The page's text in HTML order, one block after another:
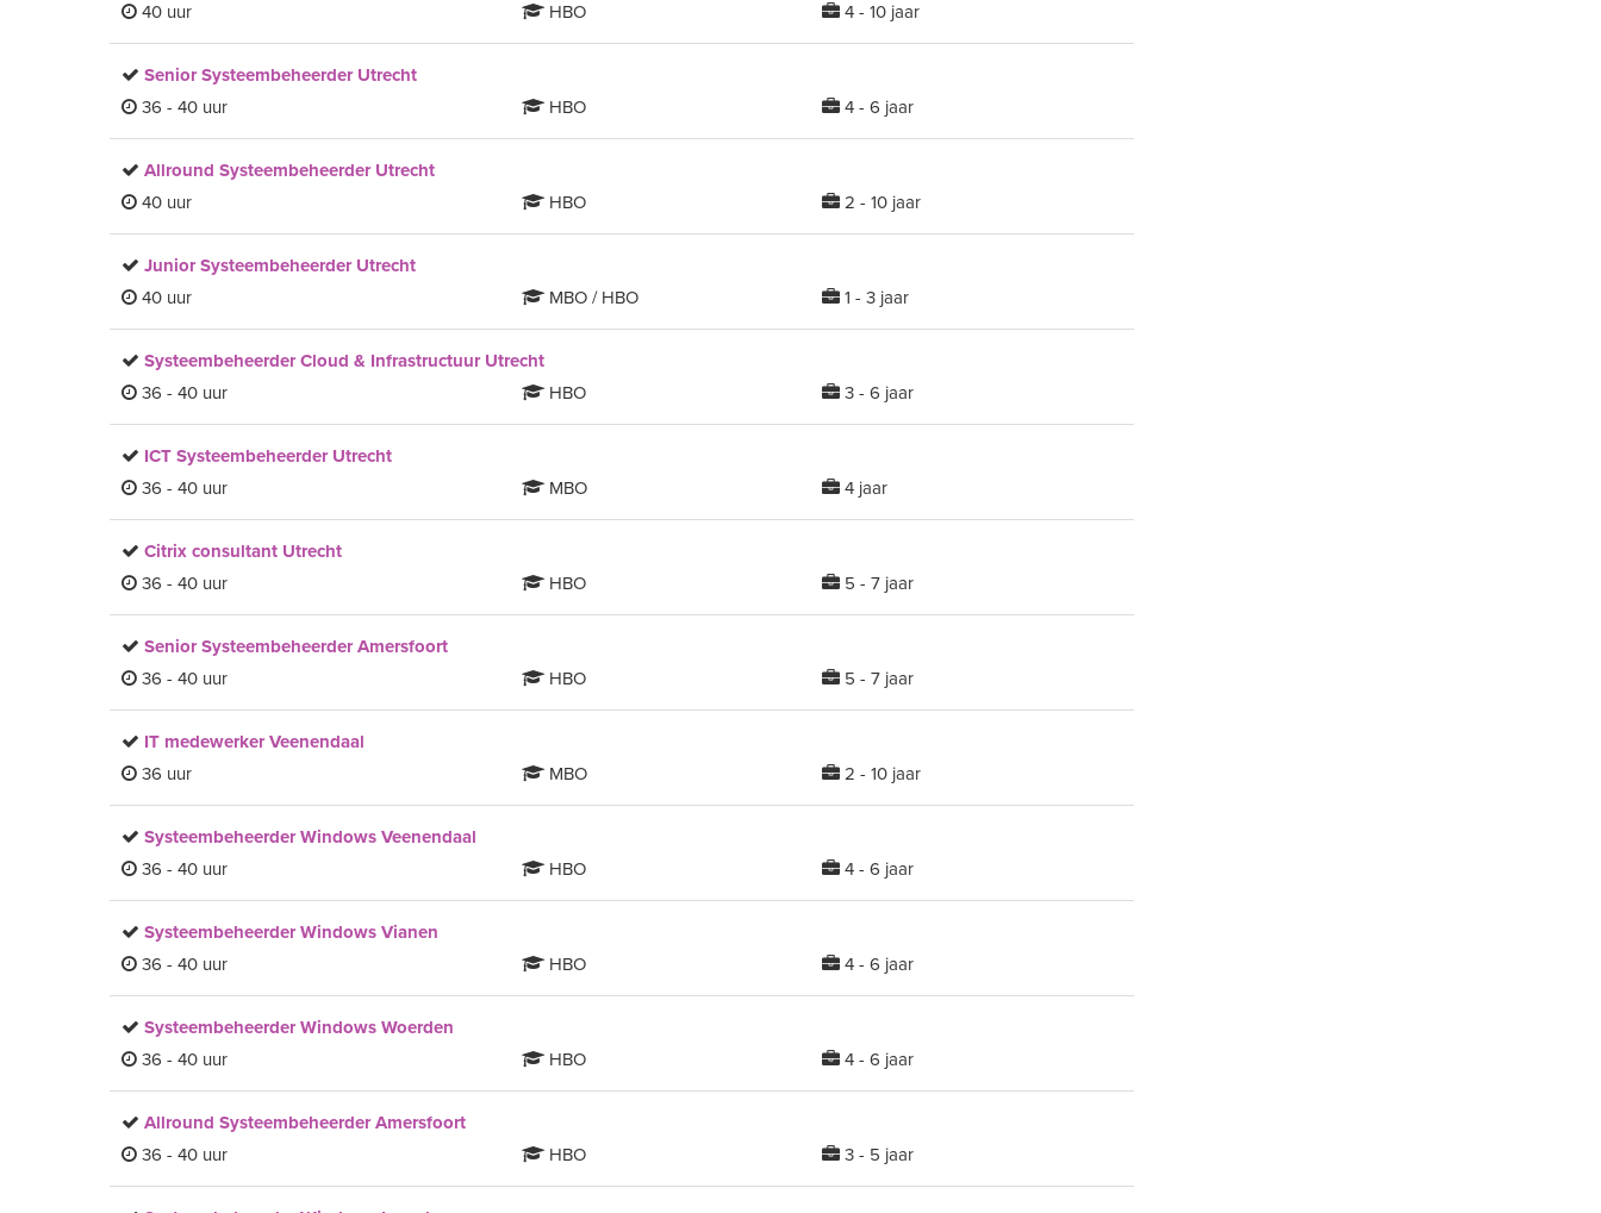
40 uur
HBO 4 - 10 jaar
Senior Systeembeheerder Utrecht
36 - 40 uur
HBO 4 - 6 jaar
Allround Systeembeheerder Utrecht
40 uur
HBO 2 - 10 jaar
Junior Systeembeheerder Utrecht
40 uur
MBO / HBO 1 - 3 jaar
Systeembeheerder Cloud & Infrastructuur Utrecht
36 - 40 uur
HBO 3 - 6 jaar
ICT Systeembeheerder Utrecht
36 - 40 uur
MBO 4 jaar
Citrix consultant Utrecht
36 - 40 uur
HBO 5 - 7 jaar
Senior Systeembeheerder Amersfoort
36 - 40 uur
HBO 5 - 7 jaar
IT medewerker Veenendaal
36 uur
MBO 2 - 10 jaar
Systeembeheerder Windows Veenendaal
36 - 40 uur
HBO 4 - 6 jaar
Systeembeheerder Windows Vianen
36 - 40 uur
HBO 4 - 6 jaar
Systeembeheerder Windows Woerden
36 - 40 uur
HBO 4 - 6 jaar
Allround Systeembeheerder Amersfoort
36 - 40 uur
HBO 3 - 5 jaar